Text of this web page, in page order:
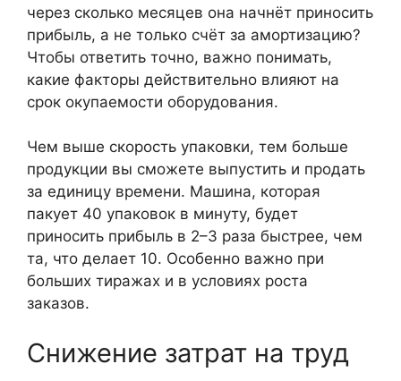
через сколько месяцев она начнёт приносить
прибыль, а не только счёт за амортизацию?
Чтобы ответить точно, важно понимать,
какие факторы действительно влияют на
срок окупаемости оборудования.
Чем выше скорость упаковки, тем больше
продукции вы сможете выпустить и продать
за единицу времени. Машина, которая
пакует 40 упаковок в минуту, будет
приносить прибыль в 2–3 раза быстрее, чем
та, что делает 10. Особенно важно при
больших тиражах и в условиях роста
заказов.
Снижение затрат на труд